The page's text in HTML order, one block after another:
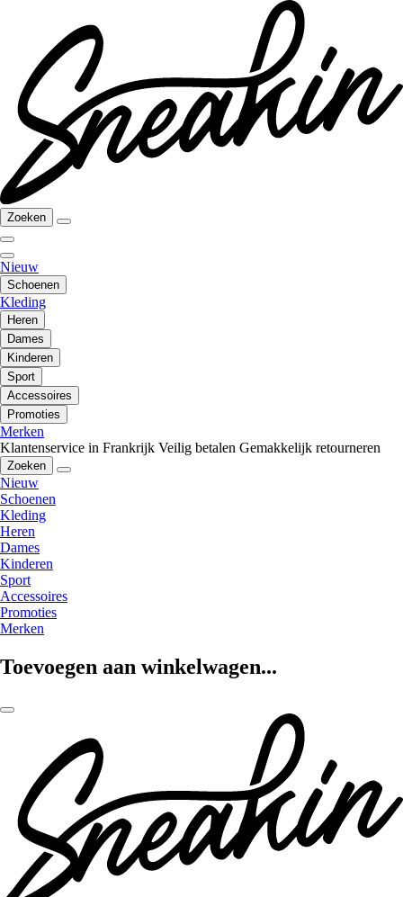
Zoeken
Nieuw
Schoenen
Kleding
Heren
Dames
Kinderen
Sport
Accessoires
Promoties
Merken
Klantenservice in Frankrijk Veilig betalen Gemakkelijk retourneren
Zoeken
Nieuw
Schoenen
Kleding
Heren
Dames
Kinderen
Sport
Accessoires
Promoties
Merken
Toevoegen aan winkelwagen...